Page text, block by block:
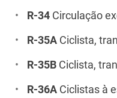
R-34 Circulação
R-35A Ciclista,
R-35B Ciclista,
R-36A Ciclistas à